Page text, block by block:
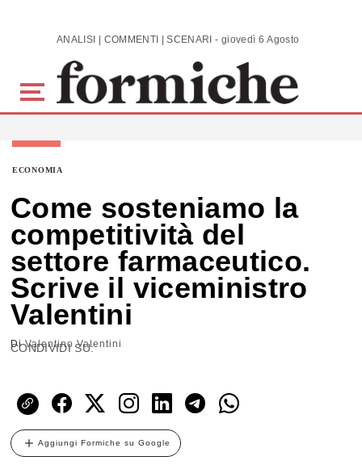
Skip to main content ANALISI | COMMENTI | SCENARI - giovedì 6 Agosto 2026
ECONOMIA
Come sosteniamo la
competitività del
settore farmaceutico.
Scrive il viceministro
Valentini
DiValentino Valentini
CONDIVIDI SU:
Aggiungi Formiche su Google